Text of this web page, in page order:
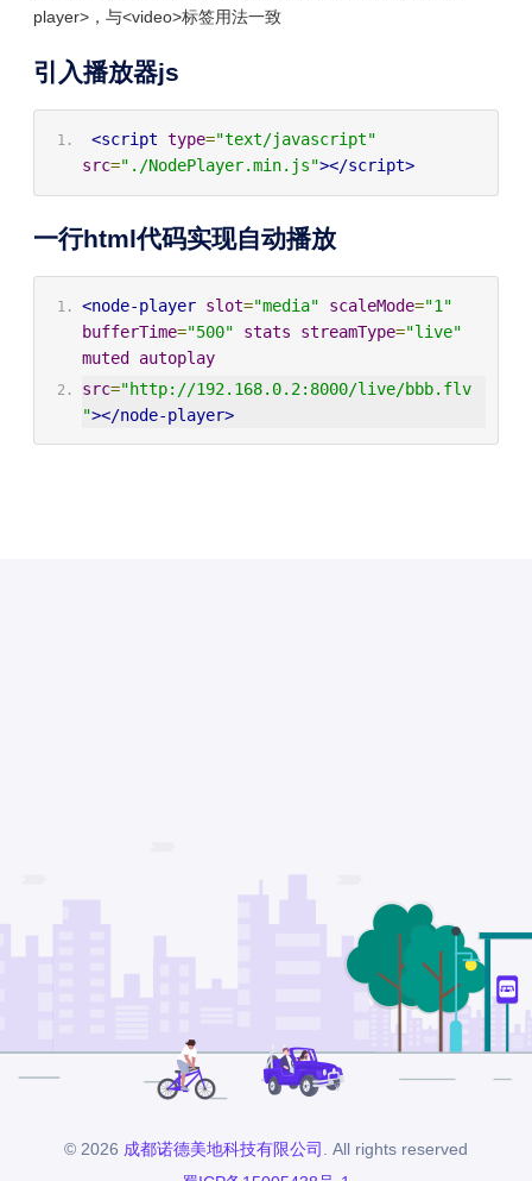
player>，与<video>标签用法一致
引入播放器js
<script type="text/javascript"
src="./NodePlayer.min.js"></script>
一行html代码实现自动播放
<node-player slot="media" scaleMode="1"
bufferTime="500" stats streamType="live"
muted
autoplay
src="http://192.168.0.2:8000/live/bbb.flv
"></node-player>
© 2026 成都诺德美地科技有限公司 . All rights reserved